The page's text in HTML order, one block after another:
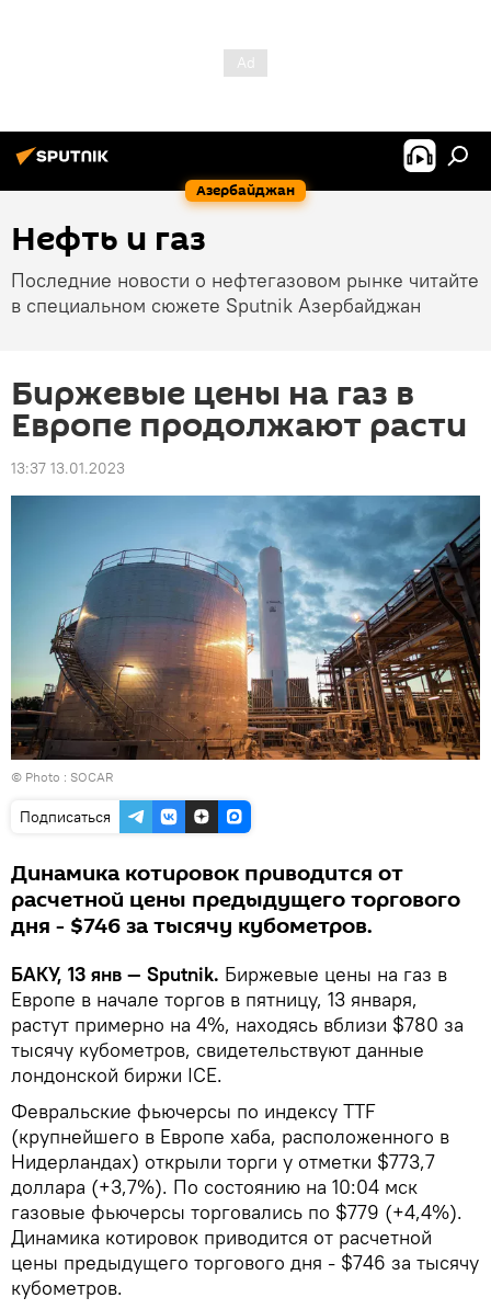
Азербайджан
Нефть и газ
Последние новости о нефтегазовом рынке читайте
в специальном сюжете Sputnik Азербайджан
Биржевые цены на газ в
Европе продолжают расти
13:37 13.01.2023
© Photo : SOCAR
Подписаться
Динамика котировок приводится от
расчетной цены предыдущего торгового
дня - $746 за тысячу кубометров.
БАКУ, 13 янв — Sputnik. Биржевые цены на газ в
Европе в начале торгов в пятницу, 13 января,
растут примерно на 4%, находясь вблизи $780 за
тысячу кубометров, свидетельствуют данные
лондонской биржи ICE.
Февральские фьючерсы по индексу TTF
(крупнейшего в Европе хаба, расположенного в
Нидерландах) открыли торги у отметки $773,7
доллара (+3,7%). По состоянию на 10:04 мск
газовые фьючерсы торговались по $779 (+4,4%).
Динамика котировок приводится от расчетной
цены предыдущего торгового дня - $746 за тысячу
кубометров.